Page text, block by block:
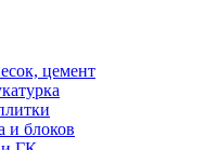
цемент
и блоков